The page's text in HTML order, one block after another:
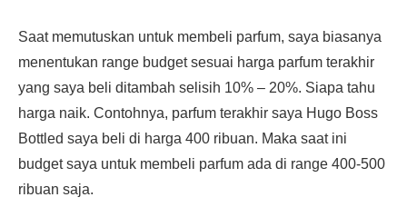
Saat memutuskan untuk membeli parfum, saya biasanya
menentukan range budget sesuai harga parfum terakhir
yang saya beli ditambah selisih 10% – 20%. Siapa tahu
harga naik. Contohnya, parfum terakhir saya Hugo Boss
Bottled saya beli di harga 400 ribuan. Maka saat ini
budget saya untuk membeli parfum ada di range 400-500
ribuan saja.